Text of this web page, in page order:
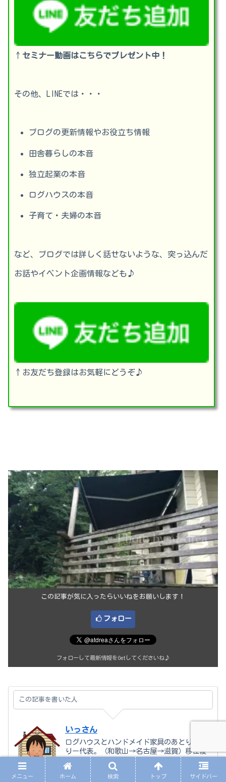
↑ セミナー動画はこちらでプレゼント中！
その他、LINEでは・・・
ブログの更新情報やお役立ち情報
田舎暮らしの本音
独立起業の本音
ログハウスの本音
子育て・夫婦の本音
など、ブログでは詳しく話せないような、突っ込んだ
お話やイベント企画情報なども♪
↑お友だち登録はお気軽にどうぞ♪
この記事が気に入ったらいいねをお願いします！
フォロー
フォローして最新情報をGetしてくださいね♪
この記事を書いた人
いっさん
ログハウスとハンドメイド家具のあとりえど
りー代表。（和歌山→名古屋→滋賀）移住後
は、田舎暮らしを楽しみながら自分軸で生き
自分発信中。
主にログハウスでの暮らし・子育てで学んだ
メニュー ホーム 検索 トップ サイドバー